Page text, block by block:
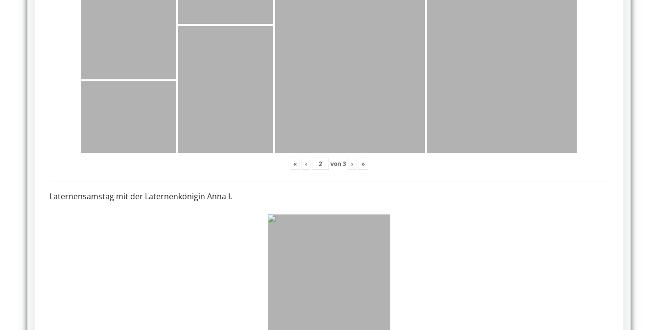
« ‹ von 3 › »
Laternensamstag mit der Laternenkönigin Anna I.